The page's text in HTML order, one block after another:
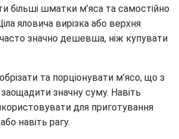
більші шматки м’яса та самостійно
яловича вирізка або верхня
значно дешевша, ніж купувати
та порціонувати м’ясо, що з
значну суму. Навіть
для приготування
навіть рагу.